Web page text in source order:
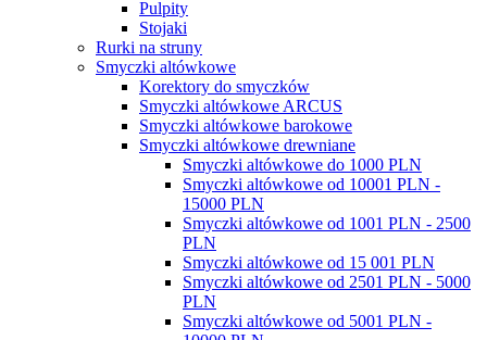
Pulpity
Stojaki
Rurki na struny
Smyczki altówkowe
Korektory do smyczków
Smyczki altówkowe ARCUS
Smyczki altówkowe barokowe
Smyczki altówkowe drewniane
Smyczki altówkowe do 1000 PLN
Smyczki altówkowe od 10001 PLN -
15000 PLN
Smyczki altówkowe od 1001 PLN - 2500
PLN
Smyczki altówkowe od 15 001 PLN
Smyczki altówkowe od 2501 PLN - 5000
PLN
Smyczki altówkowe od 5001 PLN -